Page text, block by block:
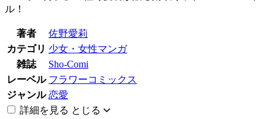
ル！
著者
佐野愛莉
カテゴリ 少女・女性マンガ
雑誌
Sho-Comi
レーベル フラワーコミックス
ジャンル 恋愛
詳細を見る とじる